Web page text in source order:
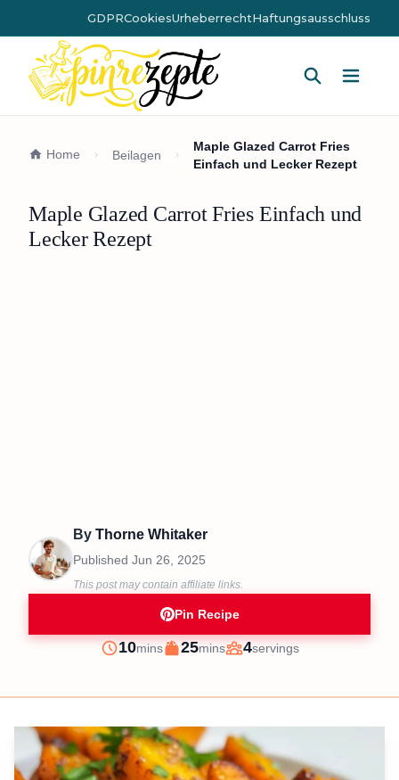
GDPRCookiesUrheberrechtHaftungsausschluss
Home Beilagen
Maple Glazed Carrot Fries
Einfach und Lecker Rezept
Maple Glazed Carrot Fries Einfach und
Lecker Rezept
By Thorne Whitaker
Published Jun 26, 2025
This post may contain affiliate links.
Pin Recipe
Prep
10minutes
mins
Cook
25minutes
mins
Servings
4servings